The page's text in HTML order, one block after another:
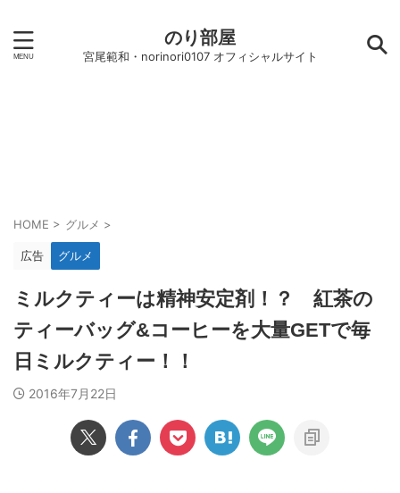
のり部屋
宮尾範和・norinori0107 オフィシャルサイト
HOME > グルメ >
広告 グルメ
ミルクティーは精神安定剤！？ 紅茶の
ティーバッグ&コーヒーを大量GETで毎
日ミルクティー！！
2016年7月22日